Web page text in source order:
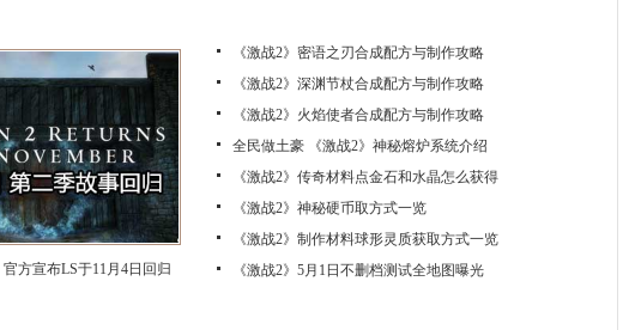
方宣布LS于11月4日回归
《激战2》密语之刃合成配方与制作攻略
《激战2》深渊节杖合成配方与制作攻略
《激战2》火焰使者合成配方与制作攻略
全民做土豪 《激战2》神秘熔炉系统介绍
《激战2》传奇材料点金石和水晶怎么获得
《激战2》神秘硬币取方式一览
《激战2》制作材料球形灵质获取方式一览
《激战2》5月1日不删档测试全地图曝光